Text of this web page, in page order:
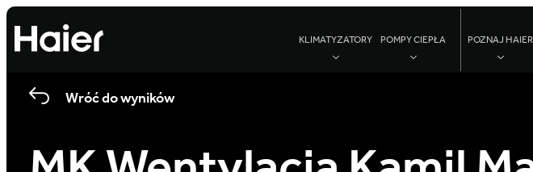
KLIMATYZATORY POMPY CIEPŁA POZNAJ HAIER
Wróć do wyników